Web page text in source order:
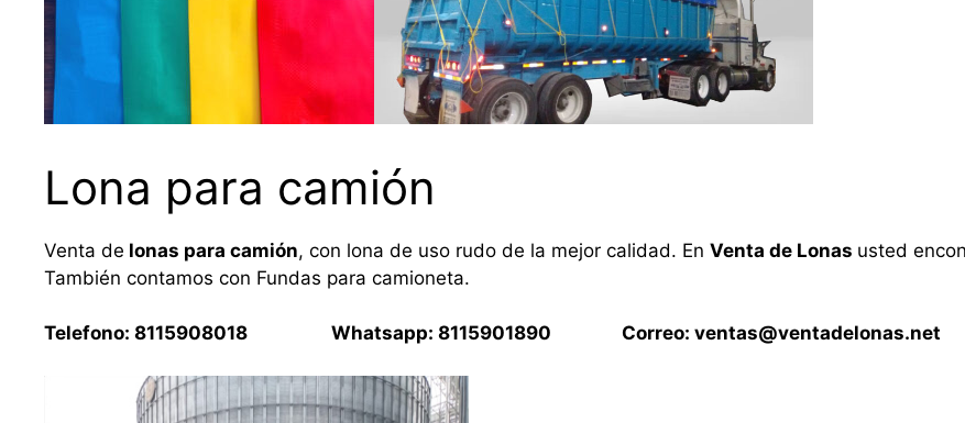
Lona para camión
Venta de lonas para camión, con lona de uso rudo de la mejor calidad. En Venta de Lonas usted
También contamos con Fundas para camioneta.
Telefono: 8115908018 Whatsapp: 8115901890 Correo: ventas@ventadelonas.net